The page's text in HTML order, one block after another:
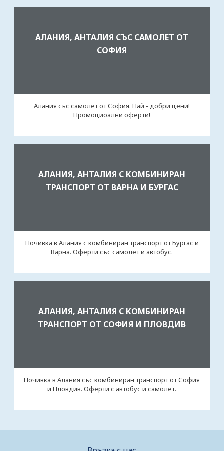
АЛАНИЯ, АНТАЛИЯ СЪС САМОЛЕТ ОТ
СОФИЯ
Алания със самолет от София. Най - добри цени!
Промоциоални оферти!
АЛАНИЯ, АНТАЛИЯ С КОМБИНИРАН
ТРАНСПОРТ ОТ ВАРНА И БУРГАС
Почивка в Алания с комбиниран транспорт от Бургас и
Варна. Оферти със самолет и автобус.
АЛАНИЯ, АНТАЛИЯ С КОМБИНИРАН
ТРАНСПОРТ ОТ СОФИЯ И ПЛОВДИВ
Почивка в Алания със комбиниран транспорт от София
и Пловдив. Оферти с автобус и самолет.